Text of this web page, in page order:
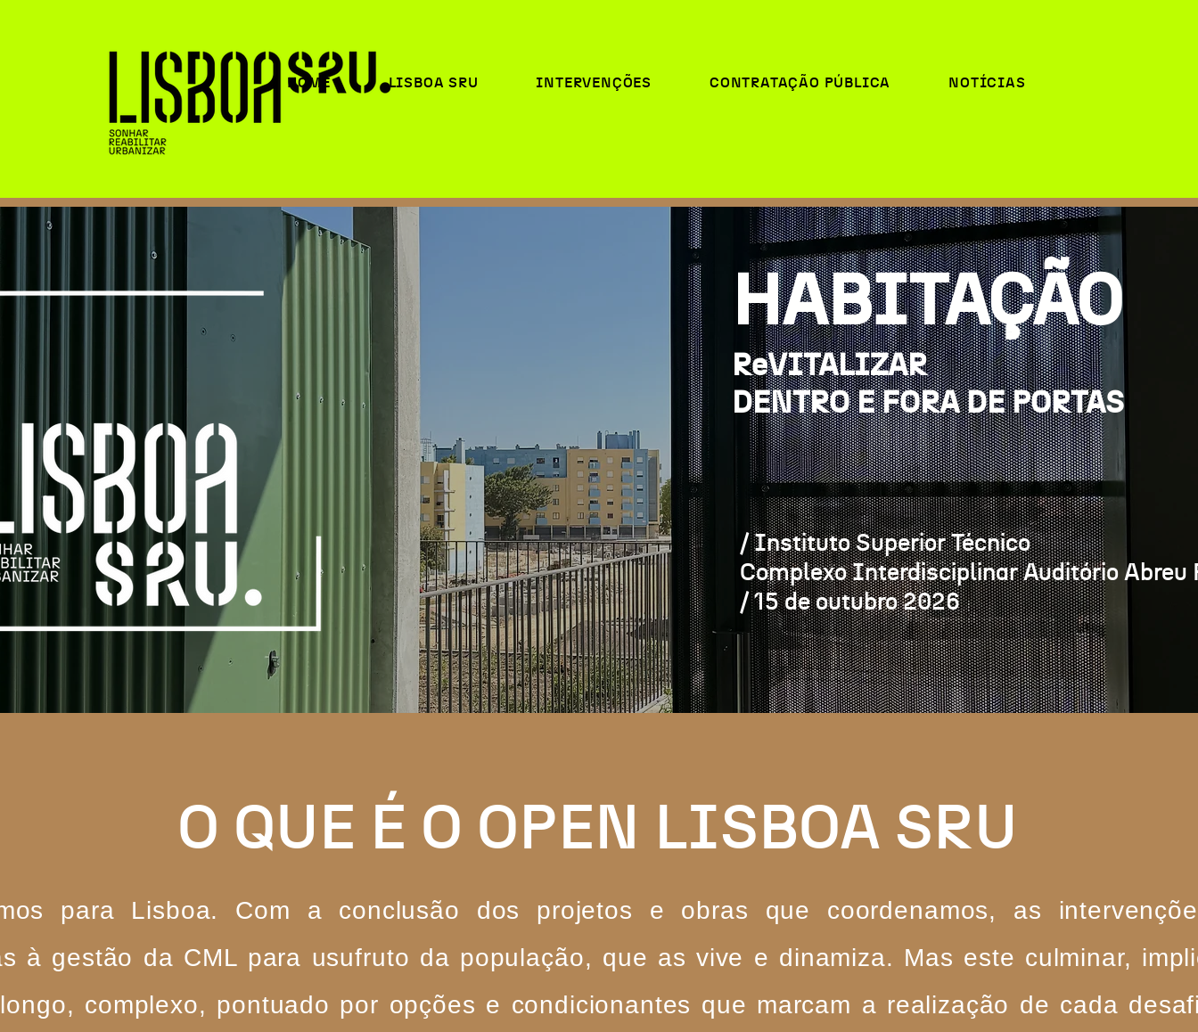
HOME LISBOA SRU INTERVENÇÕES CONTRATAÇÃO PÚBLICA NOTÍCIAS
HABITAÇÃO
ReVITALIZAR
DENTRO E FORA DE PORTAS
/ Instituto Superior Técnico
Complexo Interdisciplinar Auditório Abreu
/ 15 de outubro 2026
O QUE É O OPEN LISBOA SRU
para Lisboa. Com a conclusão dos projetos e obras que coordenamos, as
à gestão da CML para usufruto da população, que as vive e dinamiza. Mas este culminar,
complexo, pontuado por opções e condicionantes que marcam a realização de cada